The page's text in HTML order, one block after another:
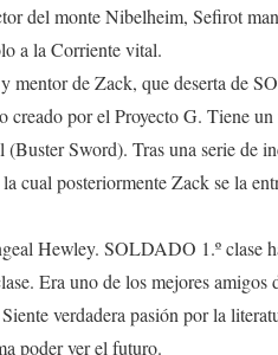
del monte Nibelheim, Sefirot
a la Corriente vital.
de Zack, que deserta de
creado por el Proyecto G. Tiene
Sword). Tras una serie de
cual posteriormente Zack se la
Hewley. SOLDADO 1.º clase
Era uno de los mejores
verdadera pasión por la
poder ver el futuro.